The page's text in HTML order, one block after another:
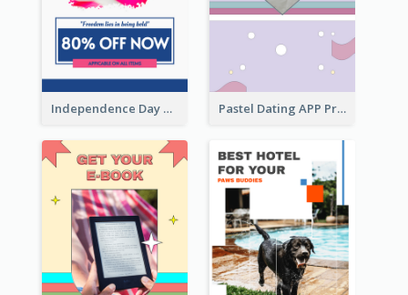
Independence Day Sale Instagram Story Pastel Dating APP Promotion Instagram Story Design